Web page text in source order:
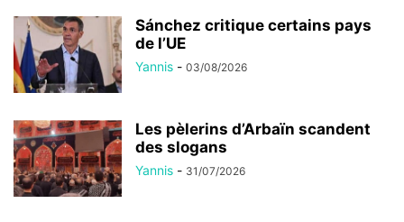
Sánchez critique certains pays
de l’UE
Yannis - 03/08/2026
Les pèlerins d’Arbaïn scandent
des slogans
Yannis - 31/07/2026